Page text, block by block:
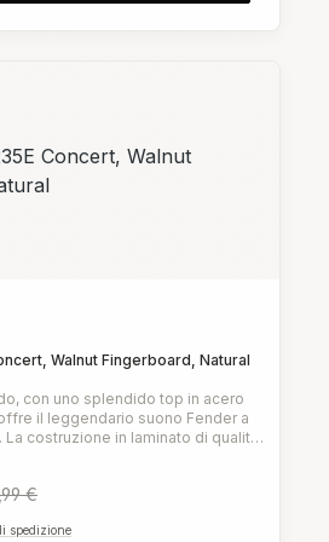
Walnut Fingerboard, Natural
con uno splendido top in acero
il leggendario suono Fender a
costruzione in laminato di qualità
facile da suonare e dal suono
elettronica Fishman consente di
che gli esperti apprezzeranno il
€
spedizione